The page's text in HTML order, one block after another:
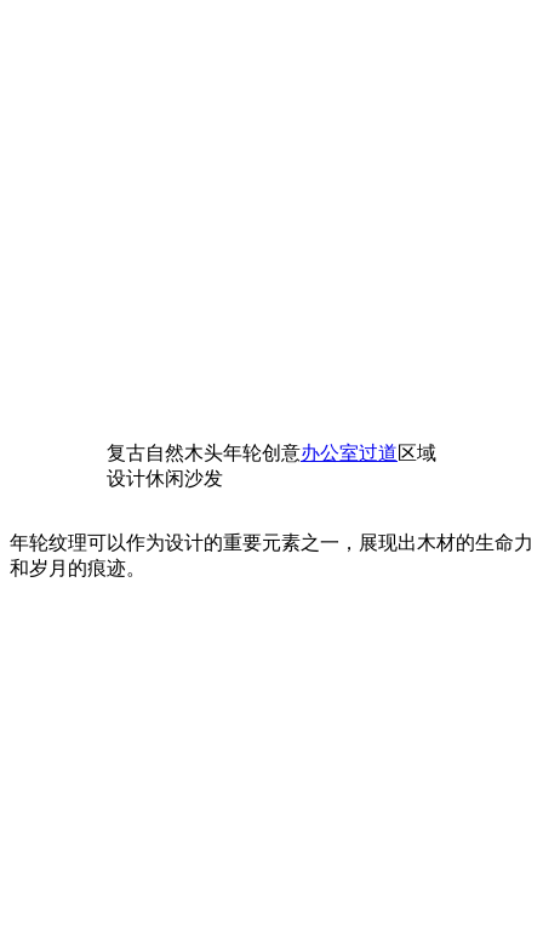
复古自然木头年轮创意办公室过道区域
设计休闲沙发
年轮纹理可以作为设计的重要元素之一，展现出木材的生命力
和岁月的痕迹。